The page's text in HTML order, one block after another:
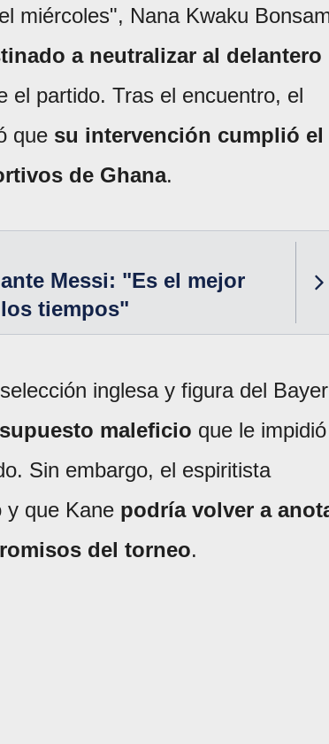
miércoles", Nana Kwaku
a neutralizar al delantero
el partido. Tras el encuentro, el
que su intervención cumplió el
de Ghana.
Messi: "Es el mejor
tiempos"
inglesa y figura del
maleficio que le impidió
Sin embargo, el espiritista
y que Kane podría volver a
del torneo.